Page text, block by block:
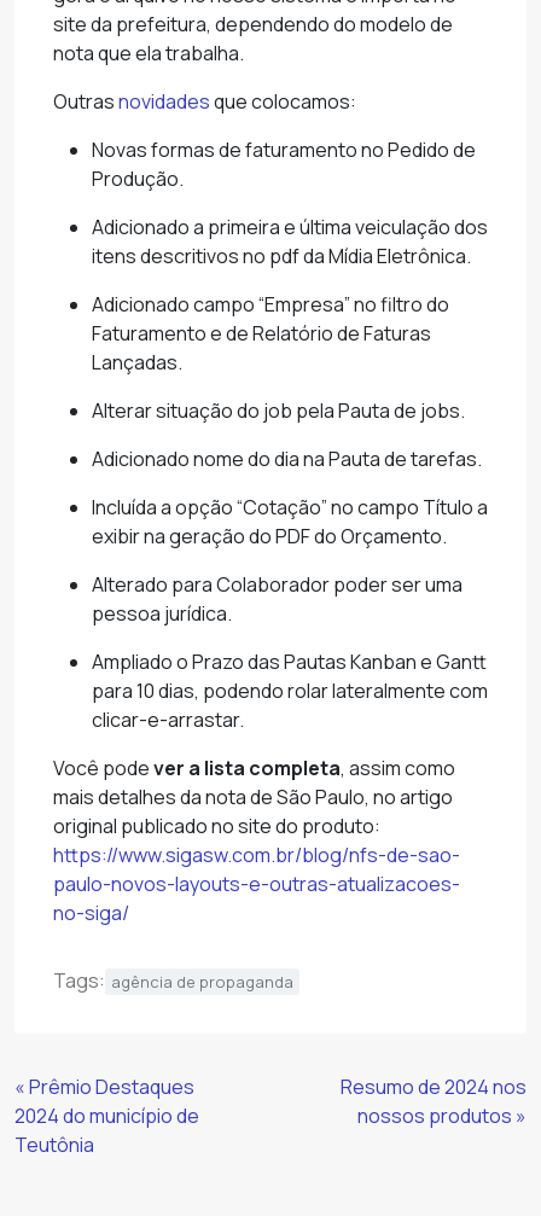
site da prefeitura, dependendo do modelo de
nota que ela trabalha.
Outrasnovidadesque colocamos:
Novas formas de faturamento no Pedido de
Produção.
Adicionado a primeira e última veiculação dos
itens descritivos no pdf da Mídia Eletrônica.
Adicionado campo “Empresa” no filtro do
Faturamento e de Relatório de Faturas
Lançadas.
Alterar situação do job pela Pauta de jobs.
Adicionado nome do dia na Pauta de tarefas.
Incluída a opção “Cotação” no campo Título a
exibir na geração do PDF do Orçamento.
Alterado para Colaborador poder ser uma
pessoa jurídica.
Ampliado o Prazo das Pautas Kanban e Gantt
para 10 dias, podendo rolar lateralmente com
clicar-e-arrastar.
Você podever a lista completa, assim como
mais detalhes da nota de São Paulo, no artigo
original publicado no site do produto:
https://www.sigasw.com.br/blog/nfs-de-sao-
paulo-novos-layouts-e-outras-atualizacoes-
no-siga/
Tags: agência de propaganda
Continue
Lendo
« Prêmio Destaques
2024 do município de
Teutônia
Resumo de 2024 nos
nossos produtos »